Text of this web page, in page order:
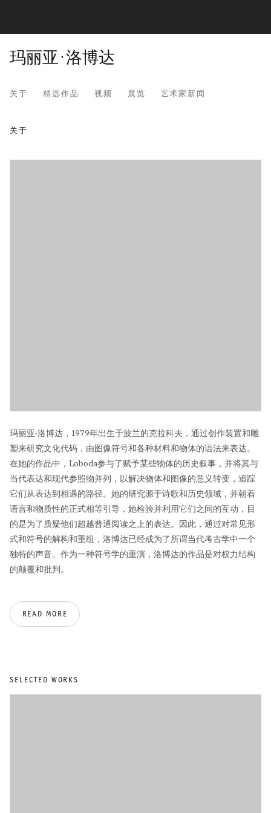
玛丽亚·洛博达
玛丽亚·洛博达
关于 精选作品 视频 展览 艺术家新闻
关于
玛丽亚·洛博达，1979年出生于波兰的克拉科夫，通过创作装置和雕
塑来研究文化代码，由图像符号和各种材料和物体的语法来表达。
在她的作品中，Loboda参与了赋予某些物体的历史叙事，并将其与
当代表达和现代参照物并列，以解决物体和图像的意义转变，追踪
它们从表达到相遇的路径。她的研究源于诗歌和历史领域，并朝着
语言和物质性的正式相等引导，她检验并利用它们之间的互动，目
的是为了质疑他们超越普通阅读之上的表达。因此，通过对常见形
式和符号的解构和重组，洛博达已经成为了所谓当代考古学中一个
独特的声音。作为一种符号学的重演，洛博达的作品是对权力结构
的颠覆和批判。
玛丽亚·洛博达在著名的法兰克福史泰德学院学习，她在2003年至
2008年间师从马克·莱基。在2020/2021年，她是波兰波兹南的马格
达莲娜·阿巴卡诺维奇艺术大学交互媒体系的客座讲师。2015年至
火山盛会的艺术负责人之一。2012年，她获得了爱德华·史泰钦奖，
READ MORE
SELECTED WORKS